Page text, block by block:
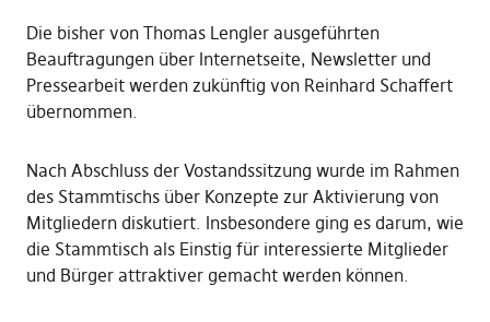
Die bisher von Thomas Lengler ausgeführten
Beauftragungen über Internetseite, Newsletter und
Pressearbeit werden zukünftig von Reinhard Schaffert
übernommen.
Nach Abschluss der Vostandssitzung wurde im Rahmen
des Stammtischs über Konzepte zur Aktivierung von
Mitgliedern diskutiert. Insbesondere ging es darum, wie
die Stammtisch als Einstig für interessierte Mitglieder
und Bürger attraktiver gemacht werden können.